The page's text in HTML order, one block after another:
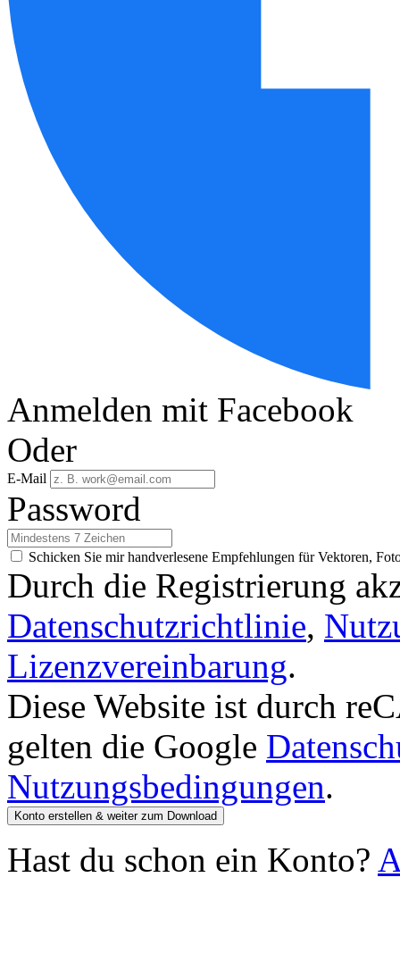
Anmelden mit Facebook
Oder
E-Mail
Password
Schicken Sie mir handverlesene Empfehlungen für Vektoren,
Durch die Registrierung
Datenschutzrichtlinie,
Lizenzvereinbarung.
Diese Website ist durch
gelten die Google
Nutzungsbedingungen.
Konto erstellen & weiter zum Download
Hast du schon ein Konto?